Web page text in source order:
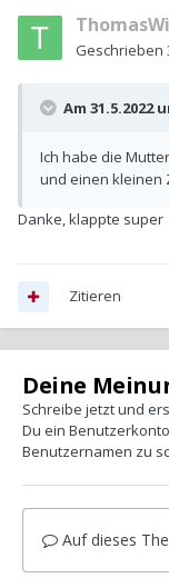
Geschrieben
Am 31.5.2022
Ich habe die
und einen kleinen
Danke, klappte super
Zitieren
Deine
Schreibe jetzt und
Du ein
Benutzernamen zu
Auf dieses